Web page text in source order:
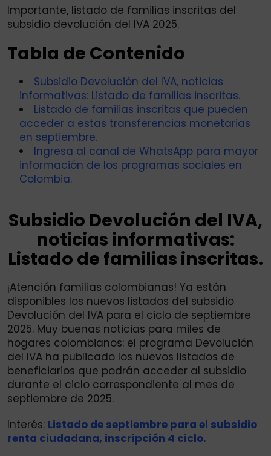
Importante, listado de familias inscritas del
subsidio devolución del IVA 2025.
Tabla de Contenido
Subsidio Devolución del IVA, noticias
informativas: Listado de familias inscritas.
Listado de familias inscritas que pueden
acceder a estas transferencias monetarias
en septiembre.
Ingresa al canal de WhatsApp para mayor
información de los programas sociales en
Colombia.
Subsidio Devolución del IVA,
noticias informativas:
Listado de familias inscritas.
¡Atención familias colombianas! Ya están
disponibles los nuevos listados del subsidio
Devolución del IVA para el ciclo de septiembre
2025. Muy buenas noticias para miles de
hogares colombianos: el programa Devolución
del IVA ha publicado los nuevos listados de
beneficiarios que podrán acceder al subsidio
durante el ciclo correspondiente al mes de
septiembre de 2025.
Interés: Listado de septiembre para el subsidio
renta ciudadana, inscripción 4 ciclo.